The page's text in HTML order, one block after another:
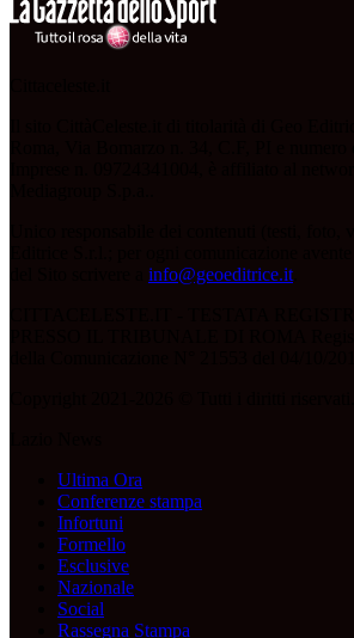
info@geoeditrice.it
Ultima Ora
Conferenze stampa
Infortuni
Formello
Esclusive
Nazionale
Social
Rassegna Stampa